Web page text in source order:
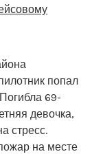
попал
69-
девочка,
стресс.
на месте